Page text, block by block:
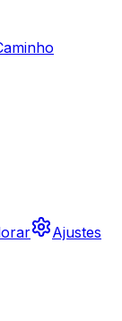
Ajustes